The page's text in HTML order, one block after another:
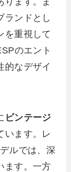
ランドとし
を重視して
のエント
的なデザイ
ビンテージ
います。レ
ルでは、深
ます。一方